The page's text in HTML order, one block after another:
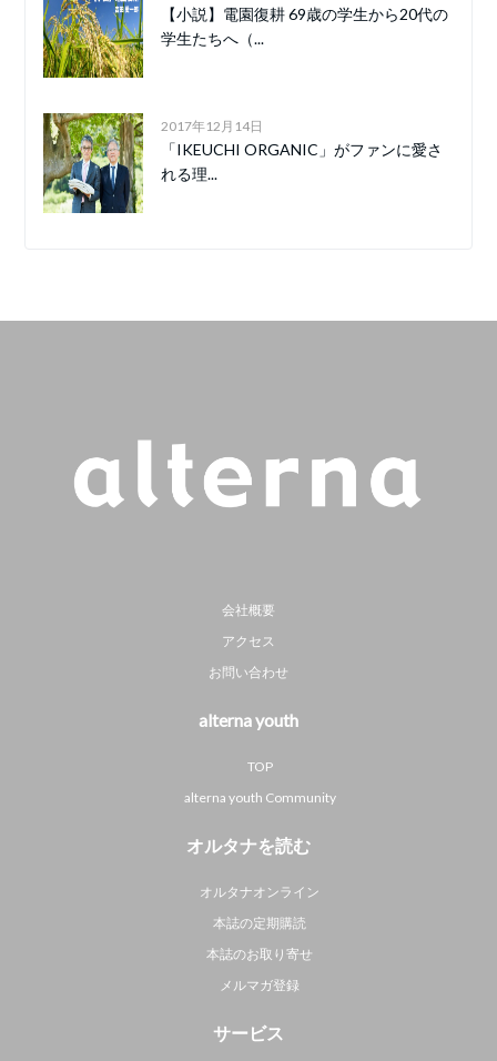
【小説】電園復耕 69歳の学生から20代の
学生たちへ（...
2017年12月14日
「IKEUCHI ORGANIC」がファンに愛さ
れる理...
会社概要
アクセス
お問い合わせ
alterna youth
TOP
alterna youth Community
オルタナを読む
オルタナオンライン
本誌の定期購読
本誌のお取り寄せ
メルマガ登録
サービス